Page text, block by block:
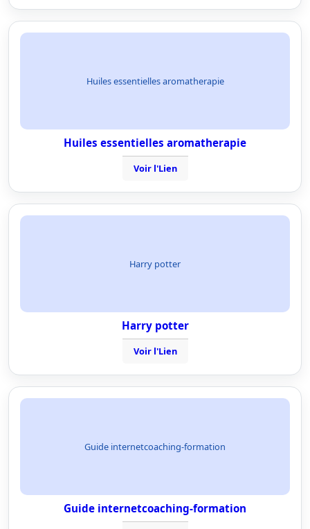
Huiles essentielles aromatherapie
Huiles essentielles aromatherapie
Voir l'Lien
Harry potter
Harry potter
Voir l'Lien
Guide internetcoaching-formation
Guide internetcoaching-formation